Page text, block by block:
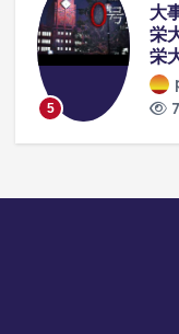
5
大
栄
栄